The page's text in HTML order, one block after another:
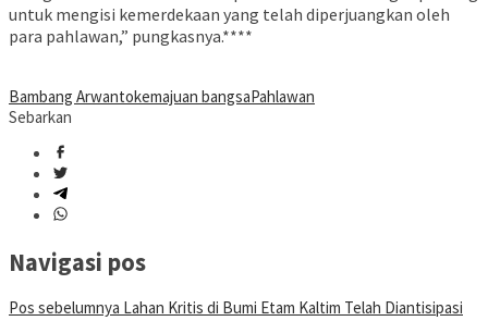
untuk mengisi kemerdekaan yang telah diperjuangkan oleh
para pahlawan,” pungkasnya.****
Bambang Arwantokemajuan bangsaPahlawan
Sebarkan
Navigasi pos
Pos sebelumnya Lahan Kritis di Bumi Etam Kaltim Telah Diantisipasi